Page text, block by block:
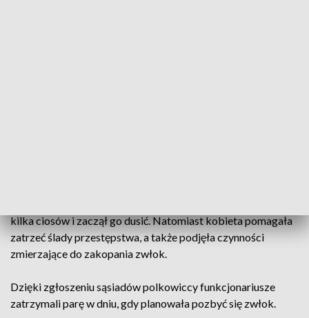
kilka ciosów i zaczął go dusić. Natomiast kobieta pomagała
zatrzeć ślady przestępstwa, a także podjęła czynności
zmierzające do zakopania zwłok.
Dzięki zgłoszeniu sąsiadów polkowiccy funkcjonariusze
zatrzymali parę w dniu, gdy planowała pozbyć się zwłok.